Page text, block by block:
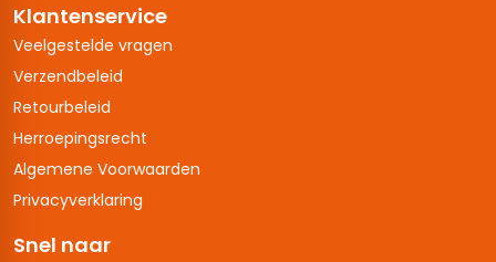
Klantenservice
Veelgestelde vragen
Verzendbeleid
Retourbeleid
Herroepingsrecht
Algemene Voorwaarden
Privacyverklaring
Snel naar